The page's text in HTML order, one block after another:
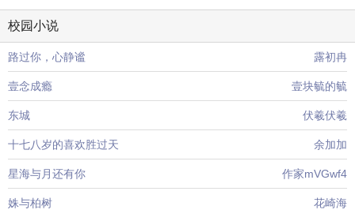
校园小说
路过你，心静谧 露初冉
壹念成瘾 壹块毓的毓
东城 伏羲伏羲
十七八岁的喜欢胜过天 余加加
星海与月还有你 作家mVGwf4
姝与柏树 花崎海